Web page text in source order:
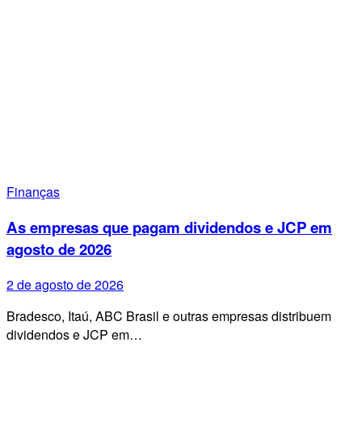
Finanças
As empresas que pagam dividendos e JCP em
agosto de 2026
2 de agosto de 2026
Bradesco, Itaú, ABC Brasil e outras empresas distribuem
dividendos e JCP em…